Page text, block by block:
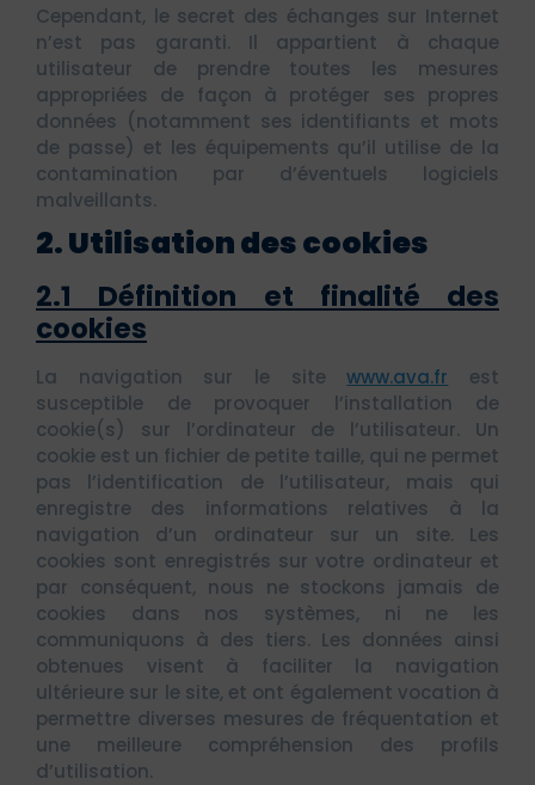
Cependant, le secret des échanges sur Internet
n’est pas garanti. Il appartient à chaque
utilisateur de prendre toutes les mesures
appropriées de façon à protéger ses propres
données (notamment ses identifiants et mots
de passe) et les équipements qu’il utilise de la
contamination par d’éventuels logiciels
malveillants.
2. Utilisation des cookies
2.1 Définition et finalité des
cookies
La navigation sur le sitewww.ava.fr est
susceptible de provoquer l’installation de
cookie(s) sur l’ordinateur de l’utilisateur. Un
cookie est un fichier de petite taille, qui ne permet
pas l’identification de l’utilisateur, mais qui
enregistre des informations relatives à la
navigation d’un ordinateur sur un site. Les
cookies sont enregistrés sur votre ordinateur et
par conséquent, nous ne stockons jamais de
cookies dans nos systèmes, ni ne les
communiquons à des tiers. Les données ainsi
obtenues visent à faciliter la navigation
ultérieure sur le site, et ont également vocation à
permettre diverses mesures de fréquentation et
une meilleure compréhension des profils
d’utilisation.